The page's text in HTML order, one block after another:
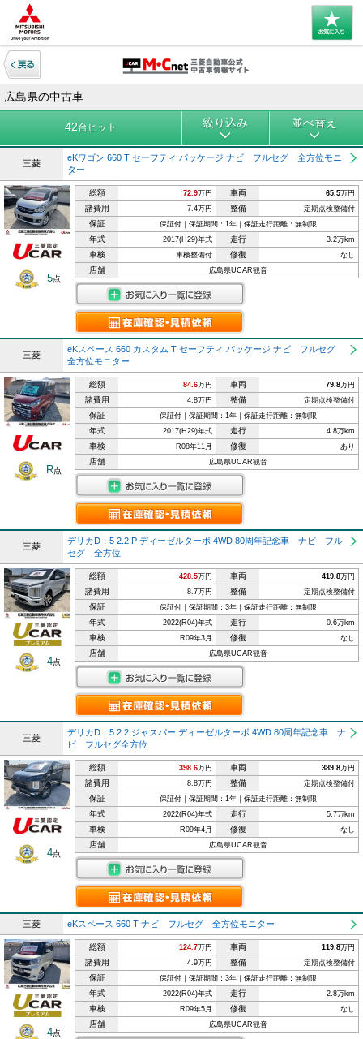
広島県の中古車
42台ヒット 絞り込み 並べ替え
三菱
eKワゴン 660 T セーフティ パッケージ ナビ フルセグ 全方位モニ
ター
5点
総額 72.9万円 車両 65.5万円
諸費用 7.4万円 整備 定期点検整備付
保証 保証付｜保証期間：1年｜保証走行距離：無制限
年式 2017(H29)年式 走行 3.2万km
車検 車検整備付 修復 なし
店舗 広島県UCAR観音
三菱
eKスペース 660 カスタム T セーフティ パッケージ ナビ フルセグ
全方位モニター
R点
総額 84.6万円 車両 79.8万円
諸費用 4.8万円 整備 定期点検整備付
保証 保証付｜保証期間：1年｜保証走行距離：無制限
年式 2017(H29)年式 走行 4.8万km
車検 R08年11月 修復 あり
店舗 広島県UCAR観音
三菱
デリカD：5 2.2 P ディーゼルターボ 4WD 80周年記念車 ナビ フル
セグ 全方位
4点
総額 428.5万円 車両 419.8万円
諸費用 8.7万円 整備 定期点検整備付
保証 保証付｜保証期間：3年｜保証走行距離：無制限
年式 2022(R04)年式 走行 0.6万km
車検 R09年3月 修復 なし
店舗 広島県UCAR観音
三菱
デリカD：5 2.2 ジャスパー ディーゼルターボ 4WD 80周年記念車 ナ
ビ フルセグ全方位
4点
総額 398.6万円 車両 389.8万円
諸費用 8.8万円 整備 定期点検整備付
保証 保証付｜保証期間：1年｜保証走行距離：無制限
年式 2022(R04)年式 走行 5.7万km
車検 R09年4月 修復 なし
店舗 広島県UCAR観音
三菱 eKスペース 660 T ナビ フルセグ 全方位モニター
4点
総額 124.7万円 車両 119.8万円
諸費用 4.9万円 整備 定期点検整備付
保証 保証付｜保証期間：3年｜保証走行距離：無制限
年式 2022(R04)年式 走行 2.8万km
車検 R09年5月 修復 なし
店舗 広島県UCAR観音